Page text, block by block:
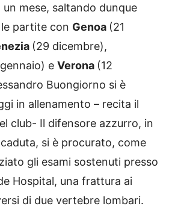
mese, saltando dunque
partite con Genoa (21
(29 dicembre),
e Verona (12
Buongiorno si è
in allenamento – recita il
club- Il difensore azzurro, in
si è procurato, come
gli esami sostenuti presso
Hospital, una frattura ai
di due vertebre lombari.